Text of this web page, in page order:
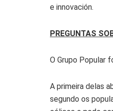
e innovación.
PREGUNTAS
O Grupo Popular
A primeira delas
segundo os